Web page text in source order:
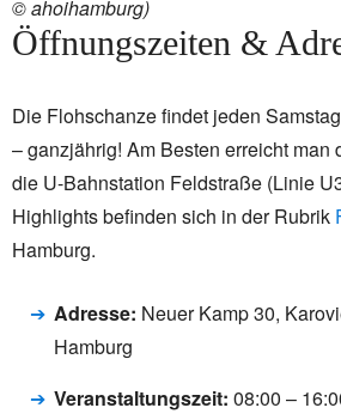
© ahoihamburg)
Öffnungszeiten &
Die Flohschanze findet jeden
– ganzjährig! Am Besten erreicht man
die U-Bahnstation Feldstraße (Linie
Highlights befinden sich in der Rubrik
Hamburg.
Adresse: Neuer Kamp 30,
Hamburg
Veranstaltungszeit: 08:00 –